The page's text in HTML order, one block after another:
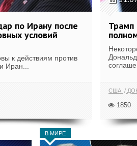
по Ирану после
условий
к действиям против
Иран...
Трамп
США
1850
В МИРЕ